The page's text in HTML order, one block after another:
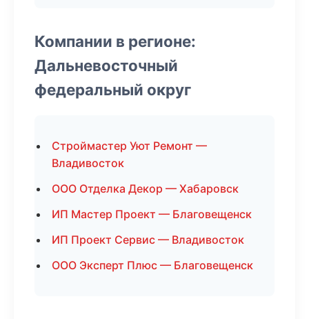
Компании в регионе:
Дальневосточный
федеральный округ
Строймастер Уют Ремонт —
Владивосток
ООО Отделка Декор — Хабаровск
ИП Мастер Проект — Благовещенск
ИП Проект Сервис — Владивосток
ООО Эксперт Плюс — Благовещенск